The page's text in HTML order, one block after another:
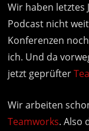
Wir haben
Podcast nicht
Konferenzen
ich. Und da
jetzt geprüfter
Wir arbeiten
Teamworks. Also